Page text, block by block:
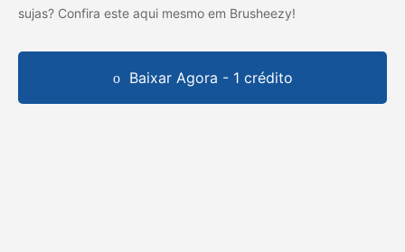
sujas? Confira este aqui mesmo em Brusheezy!
Baixar Agora - 1 crédito